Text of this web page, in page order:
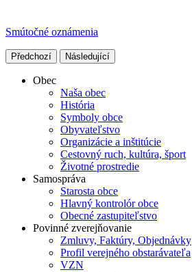
Smútočné oznámenia
Předchozí Následující
Obec
Naša obec
História
Symboly obce
Obyvateľstvo
Organizácie a inštitúcie
Cestovný ruch, kultúra, šport
Životné prostredie
Samospráva
Starosta obce
Hlavný kontrolór obce
Obecné zastupiteľstvo
Povinné zverejňovanie
Zmluvy, Faktúry, Objednávky
Profil verejného obstarávateľa
VZN